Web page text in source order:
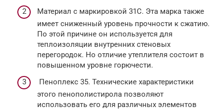
Материал с маркировкой 31С. Эта марка также
имеет сниженный уровень прочности к сжатию.
По этой причине он используется для
теплоизоляции внутренних стеновых
перегородок. Но отличие утеплителя состоит в
повышенном уровне горючести.
Пеноплекс 35. Технические характеристики
этого пенополистирола позволяют
использовать его для различных элементов